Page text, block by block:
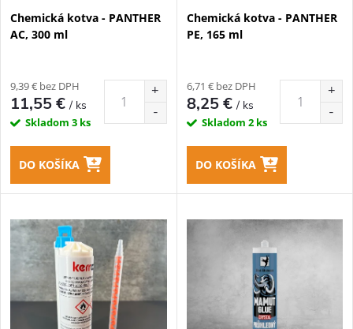
p
o
d
u
k
t
o
p
r
o
d
u
k
t
o
Chemická kotva - PANTHER
AC, 300 ml
9,39 € bez DPH
11,55 €/ ks
Skladom 3 ks
DO KOŠÍKA
Chemická kotva - PANTHER
PE, 165 ml
6,71 € bez DPH
8,25 €/ ks
Skladom 2 ks
DO KOŠÍKA